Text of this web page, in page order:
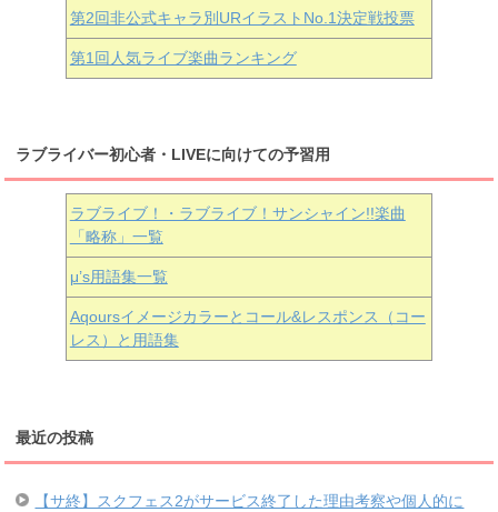
第2回非公式キャラ別URイラストNo.1決定戦投票
第1回人気ライブ楽曲ランキング
ラブライバー初心者・LIVEに向けての予習用
ラブライブ！・ラブライブ！サンシャイン!!楽曲
「略称」一覧
μ’s用語集一覧
Aqoursイメージカラーとコール&レスポンス（コー
レス）と用語集
最近の投稿
【サ終】スクフェス2がサービス終了した理由考察や個人的に